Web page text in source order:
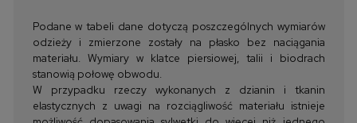
Podane w tabeli dane dotyczą poszczególnych wymiarów
odzieży i zmierzone zostały na płasko bez naciągania
materiału. Wymiary w klatce piersiowej, talii i biodrach
stanowią połowę obwodu.
W przypadku rzeczy wykonanych z dzianin i tkanin
elastycznych z uwagi na rozciągliwość materiału istnieje